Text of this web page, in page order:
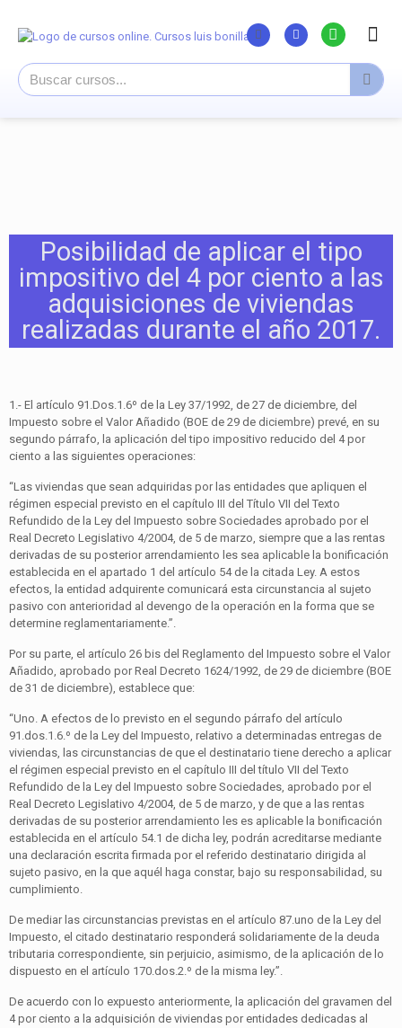
Posibilidad de aplicar el tipo
impositivo del 4 por ciento a las
adquisiciones de viviendas
realizadas durante el año 2017.
1.- El artículo 91.Dos.1.6º de la Ley 37/1992, de 27 de diciembre, del
Impuesto sobre el Valor Añadido (BOE de 29 de diciembre) prevé, en su
segundo párrafo, la aplicación del tipo impositivo reducido del 4 por
ciento a las siguientes operaciones:
“Las viviendas que sean adquiridas por las entidades que apliquen el
régimen especial previsto en el capítulo III del Título VII del Texto
Refundido de la Ley del Impuesto sobre Sociedades aprobado por el
Real Decreto Legislativo 4/2004, de 5 de marzo, siempre que a las rentas
derivadas de su posterior arrendamiento les sea aplicable la bonificación
establecida en el apartado 1 del artículo 54 de la citada Ley. A estos
efectos, la entidad adquirente comunicará esta circunstancia al sujeto
pasivo con anterioridad al devengo de la operación en la forma que se
determine reglamentariamente.”.
Por su parte, el artículo 26 bis del Reglamento del Impuesto sobre el Valor
Añadido, aprobado por Real Decreto 1624/1992, de 29 de diciembre (BOE
de 31 de diciembre), establece que:
“Uno. A efectos de lo previsto en el segundo párrafo del artículo
91.dos.1.6.º de la Ley del Impuesto, relativo a determinadas entregas de
viviendas, las circunstancias de que el destinatario tiene derecho a aplicar
el régimen especial previsto en el capítulo III del título VII del Texto
Refundido de la Ley del Impuesto sobre Sociedades, aprobado por el
Real Decreto Legislativo 4/2004, de 5 de marzo, y de que a las rentas
derivadas de su posterior arrendamiento les es aplicable la bonificación
establecida en el artículo 54.1 de dicha ley, podrán acreditarse mediante
una declaración escrita firmada por el referido destinatario dirigida al
sujeto pasivo, en la que aquél haga constar, bajo su responsabilidad, su
cumplimiento.
De mediar las circunstancias previstas en el artículo 87.uno de la Ley del
Impuesto, el citado destinatario responderá solidariamente de la deuda
tributaria correspondiente, sin perjuicio, asimismo, de la aplicación de lo
dispuesto en el artículo 170.dos.2.º de la misma ley.”.
De acuerdo con lo expuesto anteriormente, la aplicación del gravamen del
4 por ciento a la adquisición de viviendas por entidades dedicadas al